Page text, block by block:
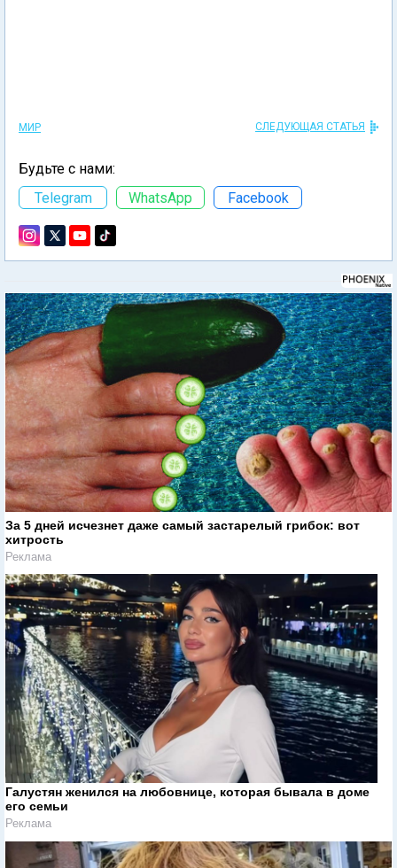
МИР СЛЕДУЮЩАЯ СТАТЬЯ
Будьте с нами:
Telegram
WhatsApp Facebook
За 5 дней исчезнет даже самый застарелый грибок: вот
хитрость
Реклама
Галустян женился на любовнице, которая бывала в доме
его семьи
Реклама